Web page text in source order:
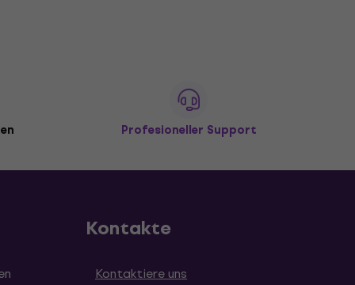
Profesioneller Support
Kontakte
Kontaktiere uns